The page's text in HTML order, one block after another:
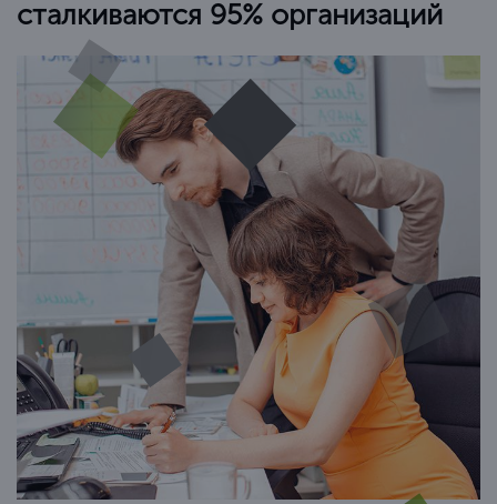
сталкиваются 95% организаций